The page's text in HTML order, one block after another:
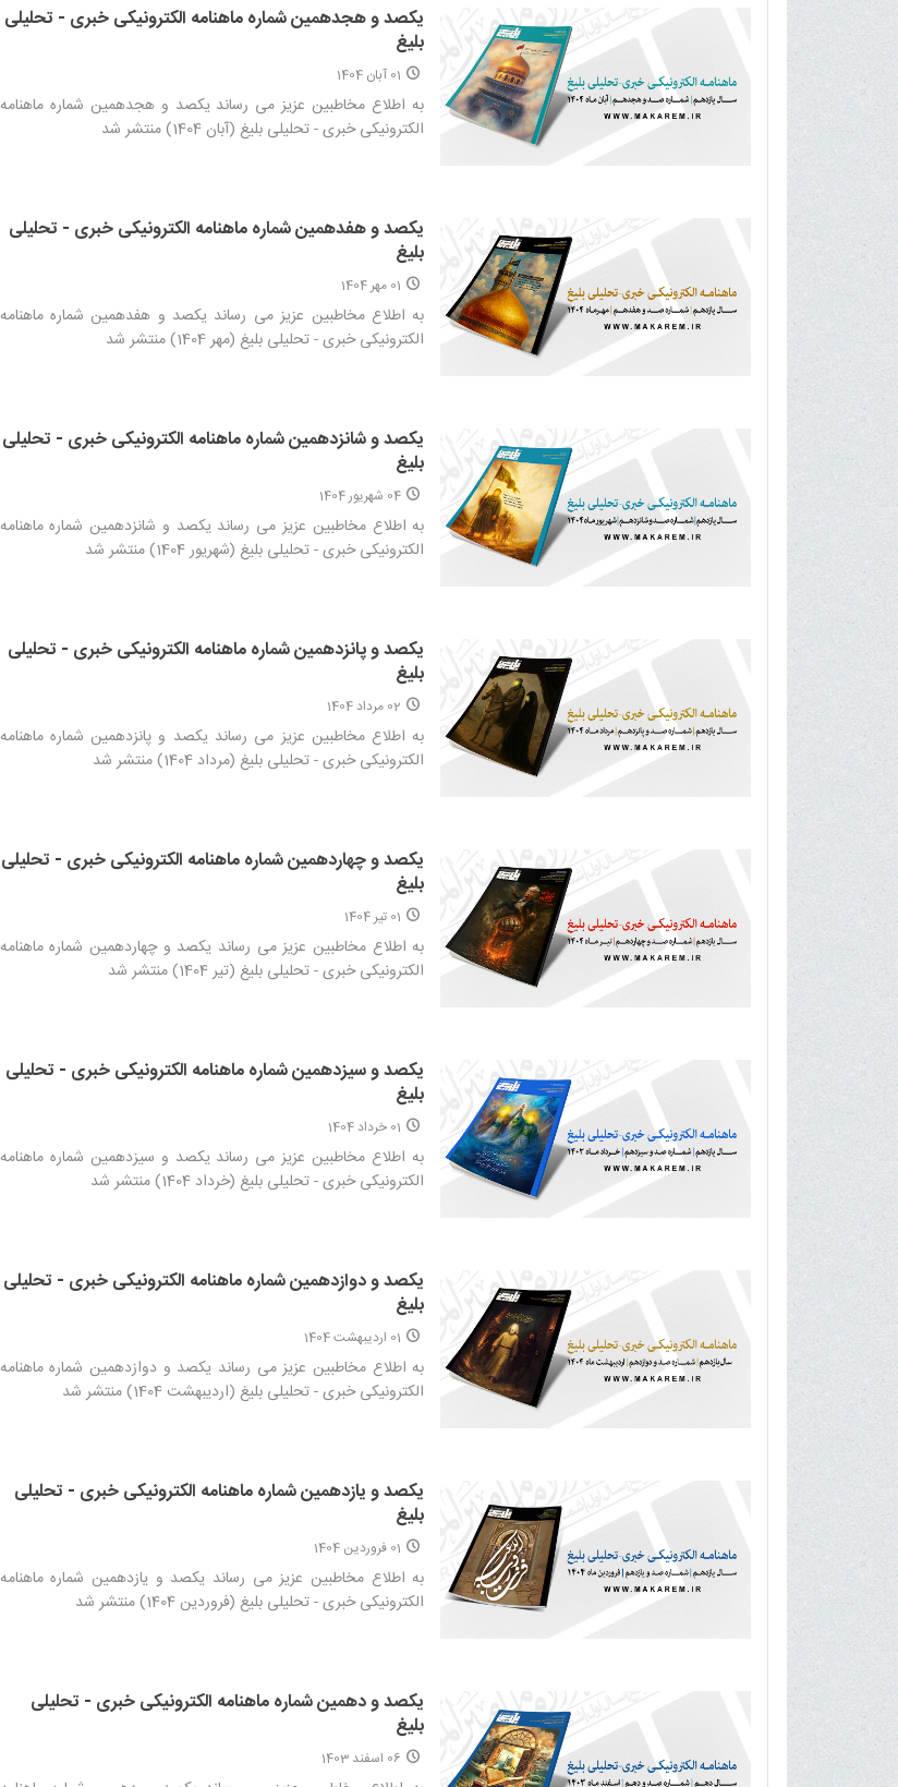
یکصد و هجدهمین شماره ماهنامه الکترونیکی خبری - تحلیلی
بلیغ
01 آبان 1404
به اطلاع مخاطبین عزیز می رساند یکصد و هجدهمین شماره ماهنامه
الکترونیکی خبری - تحلیلی بلیغ (آبان 1404) منتشر شد‌
یکصد و هفدهمین شماره ماهنامه الکترونیکی خبری - تحلیلی
بلیغ
01 مهر 1404
به اطلاع مخاطبین عزیز می رساند یکصد و هفدهمین شماره ماهنامه
الکترونیکی خبری - تحلیلی بلیغ (مهر 1404) منتشر شد‌
یکصد و شانزدهمین شماره ماهنامه الکترونیکی خبری - تحلیلی
بلیغ
04 شهریور 1404
به اطلاع مخاطبین عزیز می رساند یکصد و شانزدهمین شماره ماهنامه
الکترونیکی خبری - تحلیلی بلیغ (شهریور 1404) منتشر شد‌
یکصد و پانزدهمین شماره ماهنامه الکترونیکی خبری - تحلیلی
بلیغ
02 مرداد 1404
به اطلاع مخاطبین عزیز می رساند یکصد و پانزدهمین شماره ماهنامه
الکترونیکی خبری - تحلیلی بلیغ (مرداد 1404) منتشر شد‌
یکصد و چهاردهمین شماره ماهنامه الکترونیکی خبری - تحلیلی
بلیغ
01 تیر 1404
به اطلاع مخاطبین عزیز می رساند یکصد و چهاردهمین شماره ماهنامه
الکترونیکی خبری - تحلیلی بلیغ (تیر 1404) منتشر شد‌
یکصد و سیزدهمین شماره ماهنامه الکترونیکی خبری - تحلیلی
بلیغ
01 خرداد 1404
به اطلاع مخاطبین عزیز می رساند یکصد و سیزدهمین شماره ماهنامه
الکترونیکی خبری - تحلیلی بلیغ (خرداد 1404) منتشر شد‌
یکصد و دوازدهمین شماره ماهنامه الکترونیکی خبری - تحلیلی
بلیغ
01 اردیبهشت 1404
به اطلاع مخاطبین عزیز می رساند یکصد و دوازدهمین شماره ماهنامه
الکترونیکی خبری - تحلیلی بلیغ (اردیبهشت 1404) منتشر شد‌
یکصد و یازدهمین شماره ماهنامه الکترونیکی خبری - تحلیلی
بلیغ
01 فروردین 1404
به اطلاع مخاطبین عزیز می رساند یکصد و یازدهمین شماره ماهنامه
الکترونیکی خبری - تحلیلی بلیغ (فروردین 1404) منتشر شد‌
یکصد و دهمین شماره ماهنامه الکترونیکی خبری - تحلیلی
بلیغ
06 اسفند 1403